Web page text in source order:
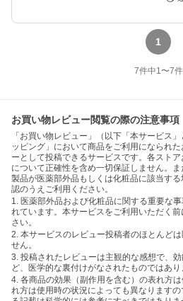
1
7件中1〜7件
お買い物レビュー閲覧の際の注意事項
「お買い物レビュー」（以下「本サービス
ッピング」において商品をご利用になられ
ーとして投稿できるサービスです。各スト
について正確性を含め一切保証しません。ま
製品が医薬部外品もしくは化粧品に該当す
認のうえご利用ください。
1. 医薬部外品および化粧品に関する重要な
れています。本サービスをご利用いただく
さい。
2. 本サービスのレビュー投稿者のほとんど
せん。
3. 投稿されたレビューは主観的な感想で、
ど、医学的な裏付けがなされたものではあり
4. 各商品の効果（副作用を含む）の表れ方
れ方は使用時の状況によっても異なります